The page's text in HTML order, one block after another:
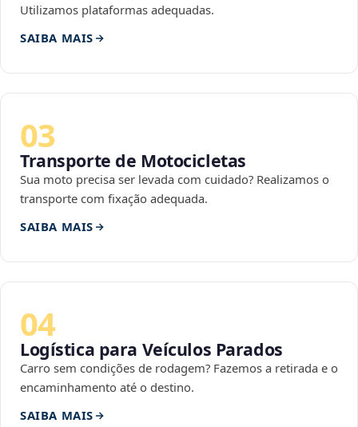
Utilizamos plataformas adequadas.
SAIBA MAIS
03
Transporte de Motocicletas
Sua moto precisa ser levada com cuidado? Realizamos o
transporte com fixação adequada.
SAIBA MAIS
04
Logística para Veículos Parados
Carro sem condições de rodagem? Fazemos a retirada e o
encaminhamento até o destino.
SAIBA MAIS